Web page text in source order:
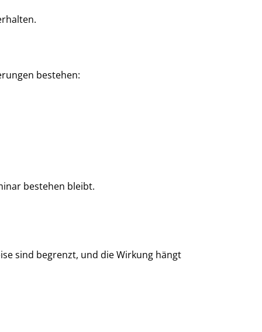
bestehen:
bestehen bleibt.
sind begrenzt, und die Wirkung hängt